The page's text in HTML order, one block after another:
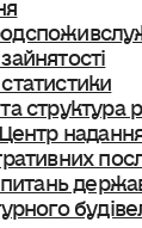
структура
питань